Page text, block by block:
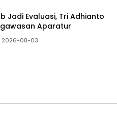
Jadi Evaluasi, Tri Adhianto
Aparatur
2026-08-03